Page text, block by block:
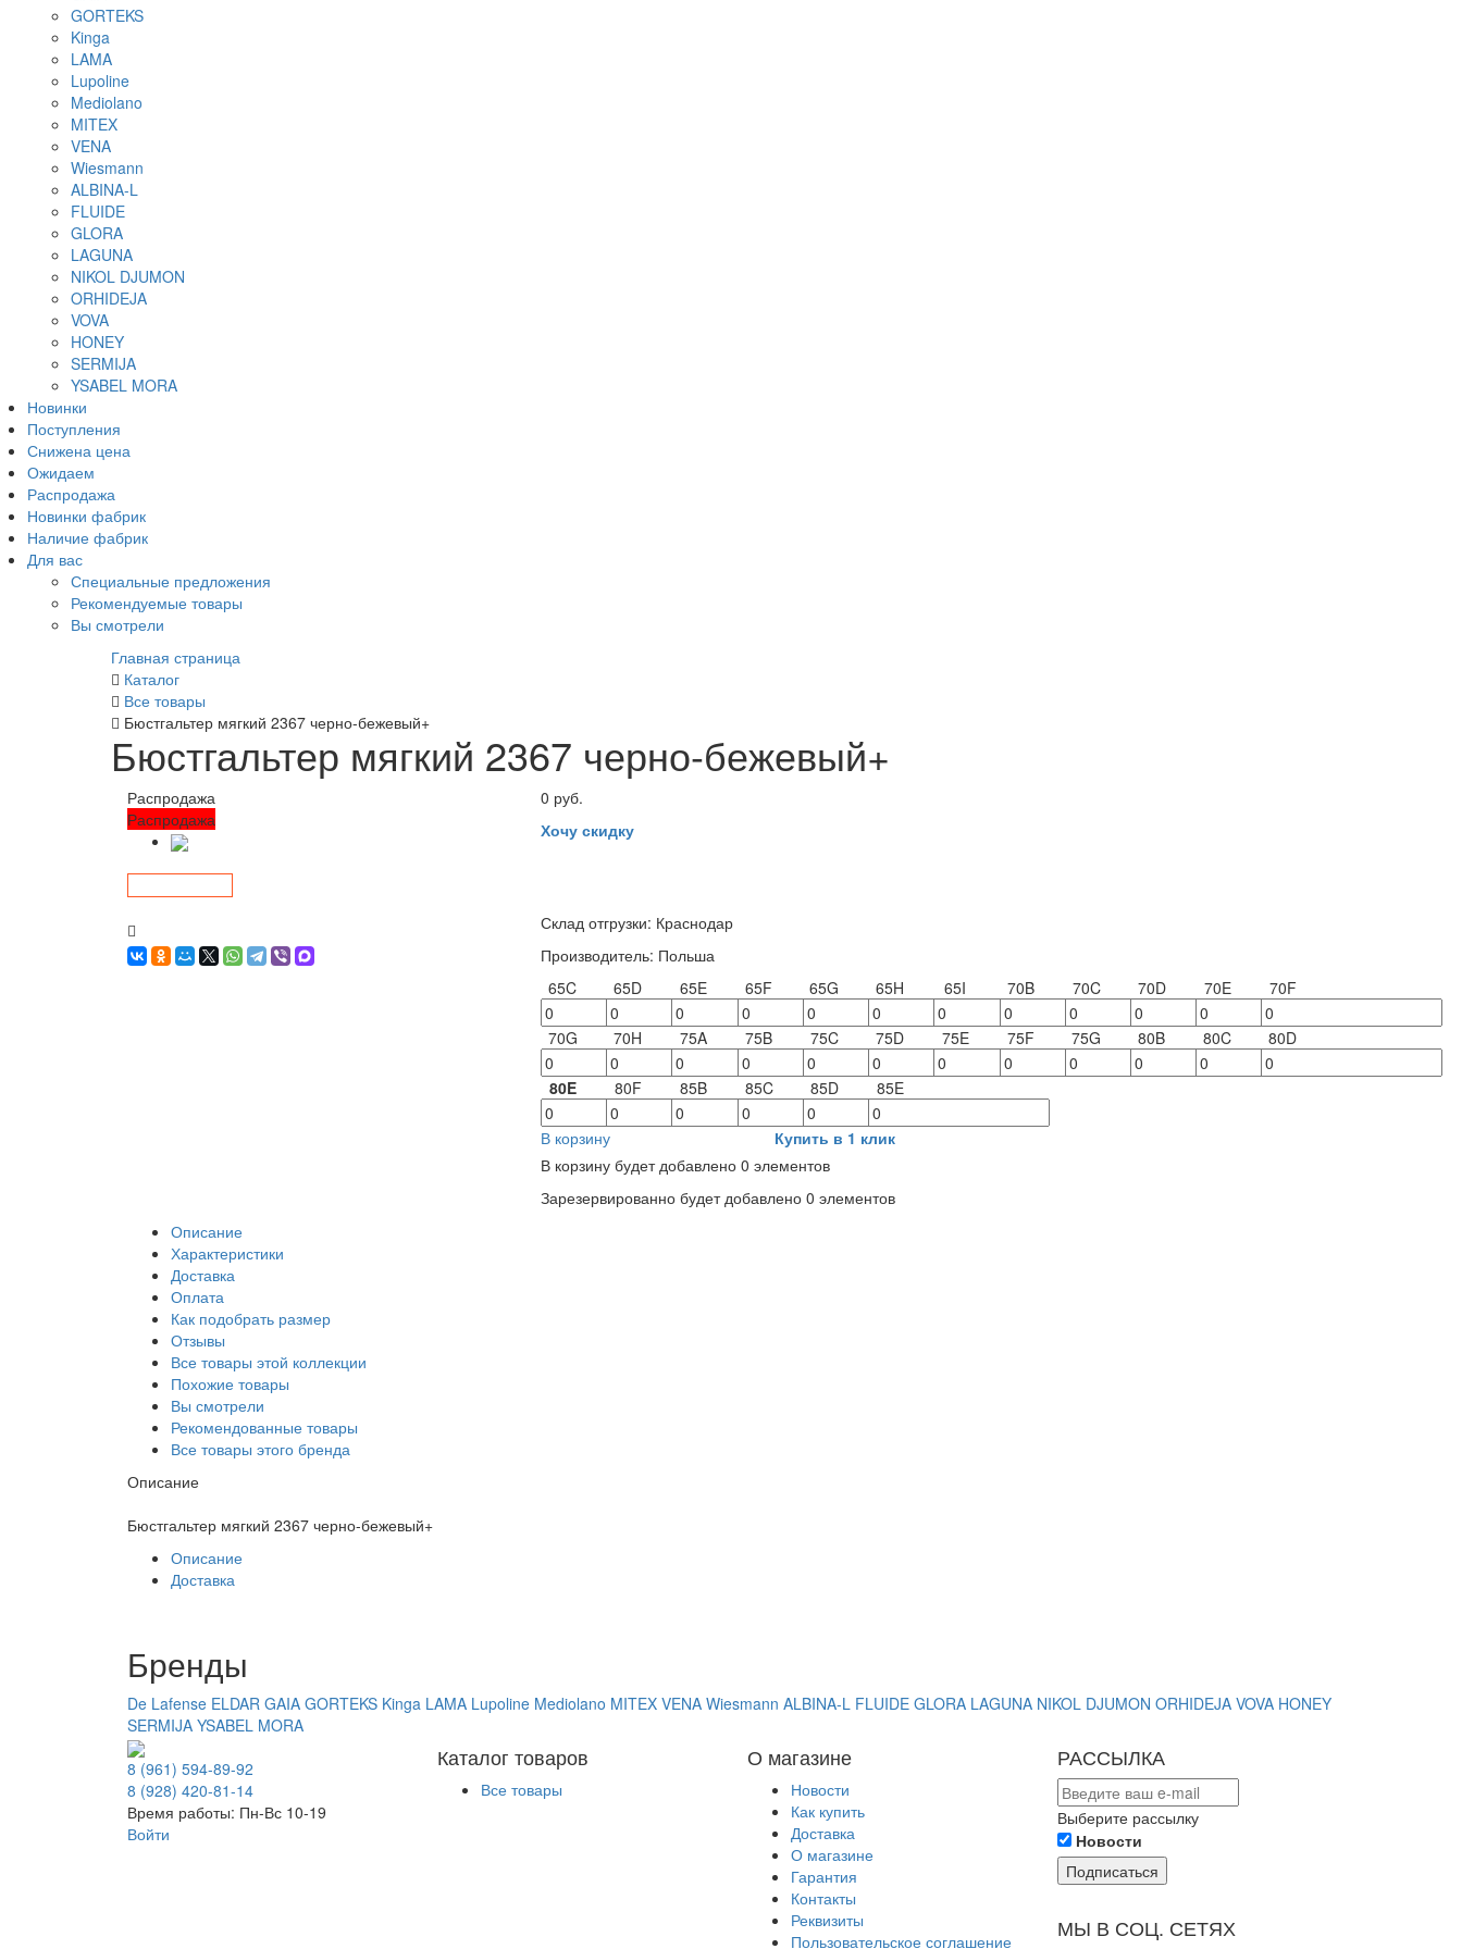
GORTEKS
Kinga
LAMA
Lupoline
Mediolano
MITEX
VENA
Wiesmann
ALBINA-L
FLUIDE
GLORA
LAGUNA
NIKOL DJUMON
ORHIDEJA
VOVA
HONEY
SERMIJA
YSABEL MORA
Новинки
Поступления
Снижена цена
Ожидаем
Распродажа
Новинки фабрик
Наличие фабрик
Для вас
Специальные предложения
Рекомендуемые товары
Вы смотрели
Главная страница
Каталог
Все товары
Бюстгальтер мягкий 2367 черно-бежевый+
Бюстгальтер мягкий 2367 черно-бежевый+
Распродажа
Распродажа
0 руб.
Хочу скидку
Склад отгрузки: Краснодар
Производитель: Польша
65C
65D 65E 65F 65G 65H 65I 70B 70C 70D 70E 70F
70G 70H 75A 75B 75C 75D 75E 75F 75G 80B 80C 80D
80E 80F 85B 85C 85D 85E
Купить в 1 клик
В корзину
В корзину будет добавлено 0 элементов
Зарезервированно будет добавлено 0 элементов
Описание
Характеристики
Доставка
Оплата
Как подобрать размер
Отзывы
Все товары этой коллекции
Похожие товары
Вы смотрели
Рекомендованные товары
Все товары этого бренда
Описание
Бюстгальтер мягкий 2367 черно-бежевый+
Описание
Доставка
Бренды
De Lafense ELDAR GAIA GORTEKS Kinga LAMA Lupoline Mediolano MITEX VENA Wiesmann ALBINA-L FLUIDE GLORA LAGUNA NIKOL DJUMON ORHIDEJA VOVA HONEY
SERMIJA YSABEL MORA
О магазине
Новости
Как купить
Доставка
О магазине
Гарантия
Контакты
Реквизиты
Пользовательское соглашение
Каталог товаров
Все товары
РАССЫЛКА
Выберите рассылку
Новости
Подписаться
МЫ В СОЦ. СЕТЯХ
8 (961) 594-89-92
8 (928) 420-81-14
Время работы: Пн-Вс 10-19
Войти